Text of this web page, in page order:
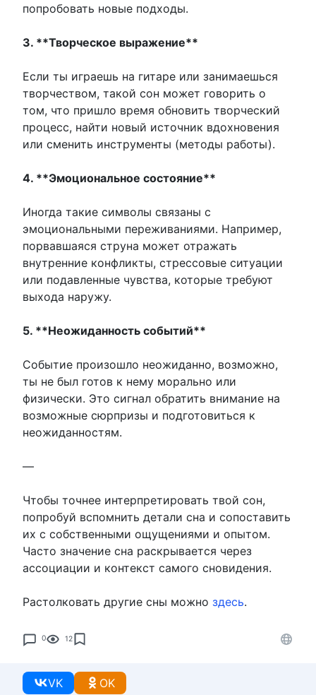
попробовать новые подходы.
3. **Творческое выражение**
Если ты играешь на гитаре или занимаешься
творчеством, такой сон может говорить о
том, что пришло время обновить творческий
процесс, найти новый источник вдохновения
или сменить инструменты (методы работы).
4. **Эмоциональное состояние**
Иногда такие символы связаны с
эмоциональными переживаниями. Например,
порвавшаяся струна может отражать
внутренние конфликты, стрессовые ситуации
или подавленные чувства, которые требуют
выхода наружу.
5. **Неожиданность событий**
Событие произошло неожиданно, возможно,
ты не был готов к нему морально или
физически. Это сигнал обратить внимание на
возможные сюрпризы и подготовиться к
неожиданностям.
—
Чтобы точнее интерпретировать твой сон,
попробуй вспомнить детали сна и сопоставить
их с собственными ощущениями и опытом.
Часто значение сна раскрывается через
ассоциации и контекст самого сновидения.
Растолковать другие сны можно здесь.
0 12
VK OK